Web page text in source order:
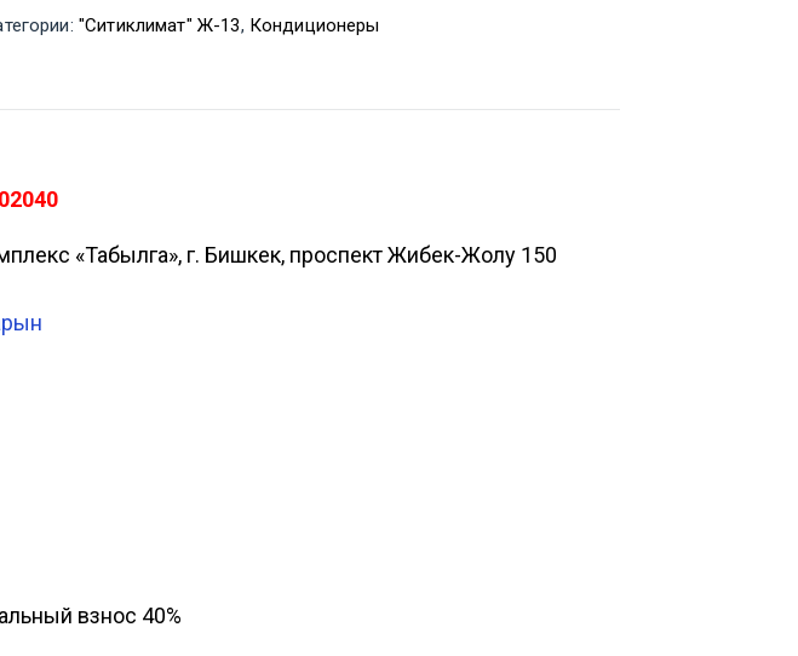
"Ситиклимат" Ж-13, Кондиционеры
«Табылга», г. Бишкек, проспект Жибек-Жолу 150
взнос 40%